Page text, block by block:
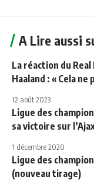
A Lire aussi
La réaction du
Haaland : « Cela
12 août 2023
Ligue des
sa victoire sur
1 décembre 2020
Ligue des
(nouveau tirage)